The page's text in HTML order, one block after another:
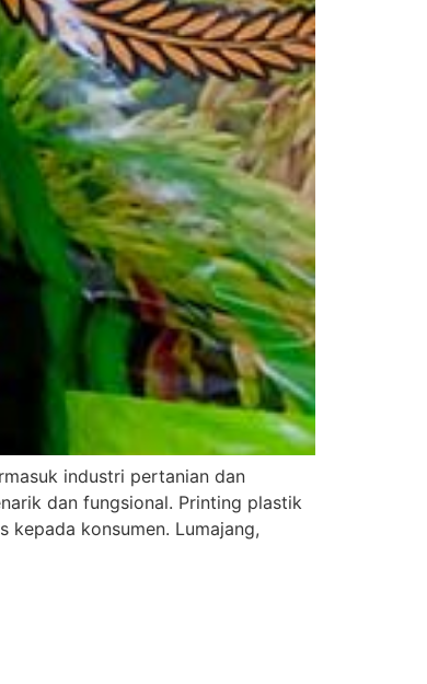
industri pertanian dan
dan fungsional. Printing plastik
kepada konsumen. Lumajang,